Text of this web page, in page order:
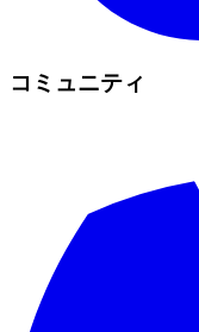
コミュニティ